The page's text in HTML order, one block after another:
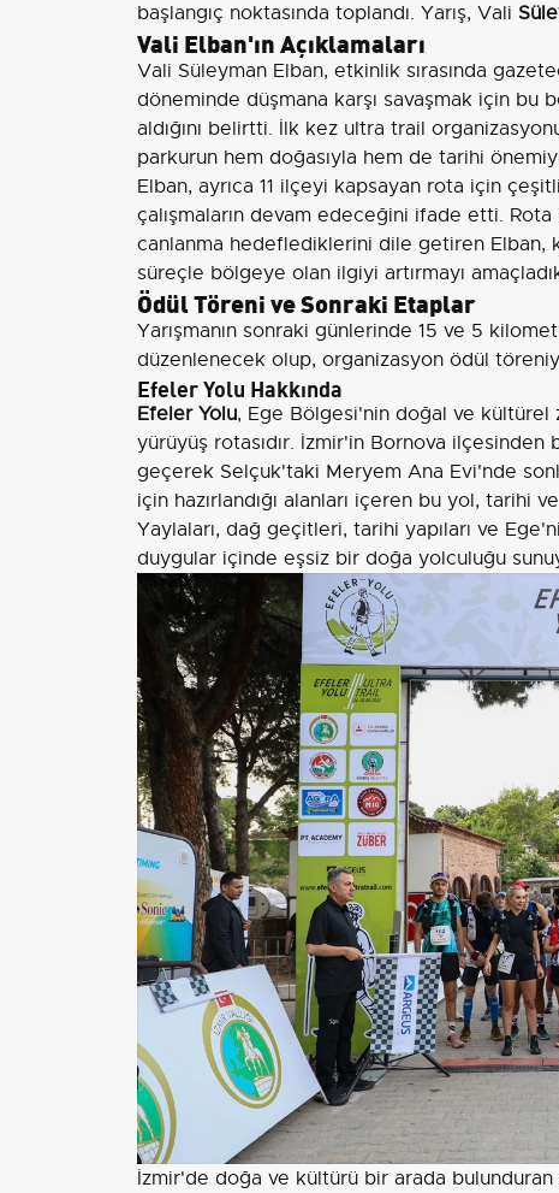
başlangıç noktasında toplandı. Yarış, Vali
Vali Elban'ın Açıklamaları
Vali Süleyman Elban, etkinlik sırasında
döneminde düşmana karşı savaşmak için bu
aldığını belirtti. İlk kez ultra trail
parkurun hem doğasıyla hem de tarihi
Elban, ayrıca 11 ilçeyi kapsayan rota için
çalışmaların devam edeceğini ifade etti.
canlanma hedeflediklerini dile getiren Elban,
süreçle bölgeye olan ilgiyi artırmayı
Ödül Töreni ve Sonraki Etaplar
Yarışmanın sonraki günlerinde 15 ve 5
düzenlenecek olup, organizasyon ödül
Efeler Yolu Hakkında
Efeler Yolu, Ege Bölgesi'nin doğal ve kültürel
yürüyüş rotasıdır. İzmir'in Bornova ilçesinden
geçerek Selçuk'taki Meryem Ana Evi'nde
için hazırlandığı alanları içeren bu yol, tarihi
Yaylaları, dağ geçitleri, tarihi yapıları ve
duygular içinde eşsiz bir doğa yolculuğu
İzmir'de doğa ve kültürü bir arada